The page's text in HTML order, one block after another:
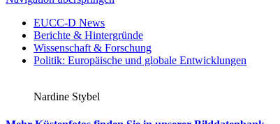
EUCC-D News
Berichte & Hintergründe
Wissenschaft & Forschung
Politik: Europäische und globale Entwicklungen
Nardine Stybel